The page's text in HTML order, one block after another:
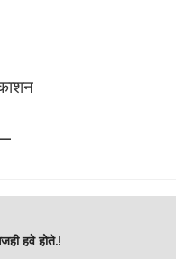
हवे होते.!